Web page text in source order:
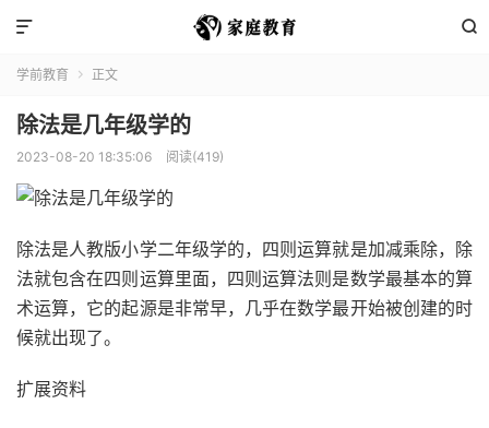


学前教育  正文
除法是几年级学的
2023-08-20 18:35:06 阅读(419)
除法是人教版小学二年级学的，四则运算就是加减乘除，除
法就包含在四则运算里面，四则运算法则是数学最基本的算
术运算，它的起源是非常早，几乎在数学最开始被创建的时
候就出现了。
扩展资料